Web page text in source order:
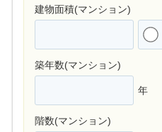
建物面積(マンション)
築年数(マンション)
年
階数(マンション)